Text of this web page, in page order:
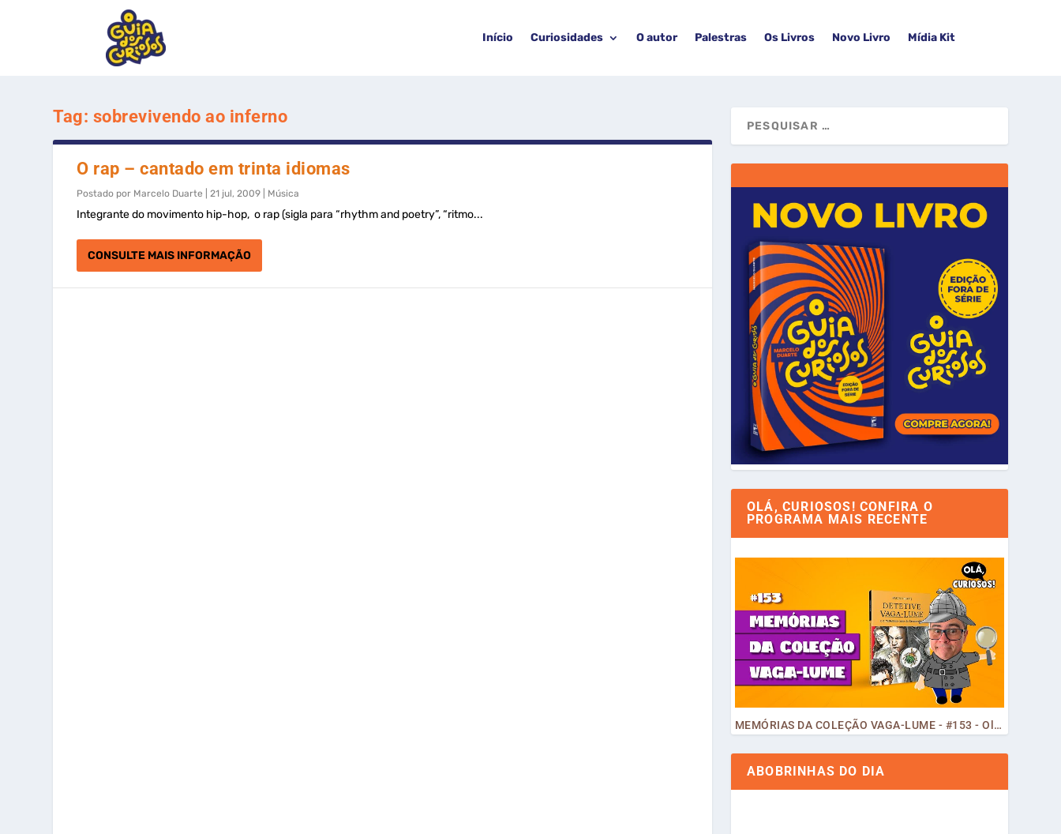
Início Curiosidades O autor Palestras Os Livros Novo Livro Mídia Kit
Tag: sobrevivendo ao inferno
O rap – cantado em trinta idiomas
Postado por Marcelo Duarte |21 jul, 2009 Música
Integrante do movimento hip-hop, o rap (sigla para “rhythm and poetry”, “ritmo...
CONSULTE MAIS INFORMAÇÃO
OLÁ, CURIOSOS! CONFIRA O
PROGRAMA MAIS RECENTE
MEMÓRIAS DA COLEÇÃO VAGA-LUME - #153 - Olá, Curiosos! 2023
ABOBRINHAS DO DIA